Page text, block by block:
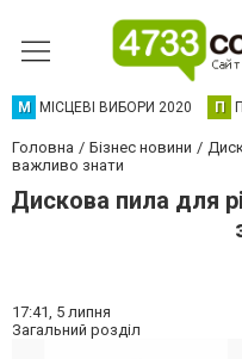
М МІСЦЕВІ ВИБОРИ 2020 П
Головна Бізнес новини
важливо знати
Дискова пила для
17:41, 5 липня
Загальний розділ